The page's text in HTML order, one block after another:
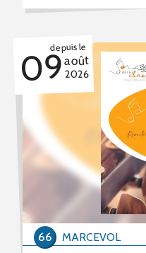
depuis le
09août
2026
MARCEVOL
66